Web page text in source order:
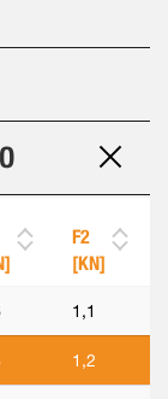
F2
[KN]
1,1
1,2